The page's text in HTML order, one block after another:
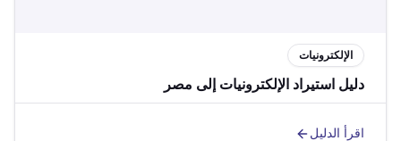
الإلكترونيات
دليل استيراد الإلكترونيات إلى مصر
اقرأ الدليل